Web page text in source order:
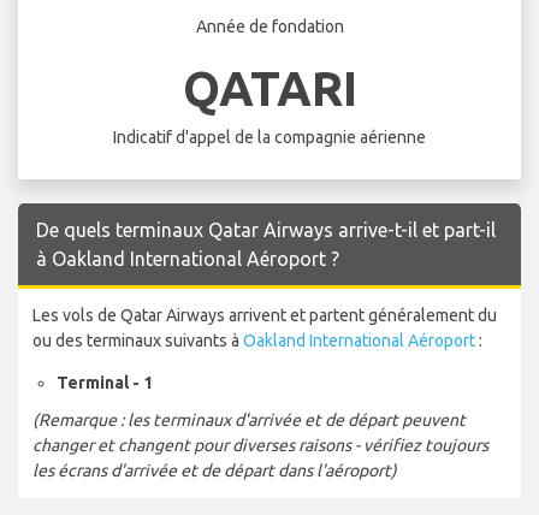
Année de fondation
QATARI
Indicatif d'appel de la compagnie aérienne
De quels terminaux Qatar Airways arrive-t-il et part-il
à Oakland International Aéroport ?
Les vols de Qatar Airways arrivent et partent généralement du
ou des terminaux suivants à Oakland International Aéroport:
Terminal - 1
(Remarque : les terminaux d'arrivée et de départ peuvent
changer et changent pour diverses raisons - vérifiez toujours
les écrans d'arrivée et de départ dans l'aéroport)